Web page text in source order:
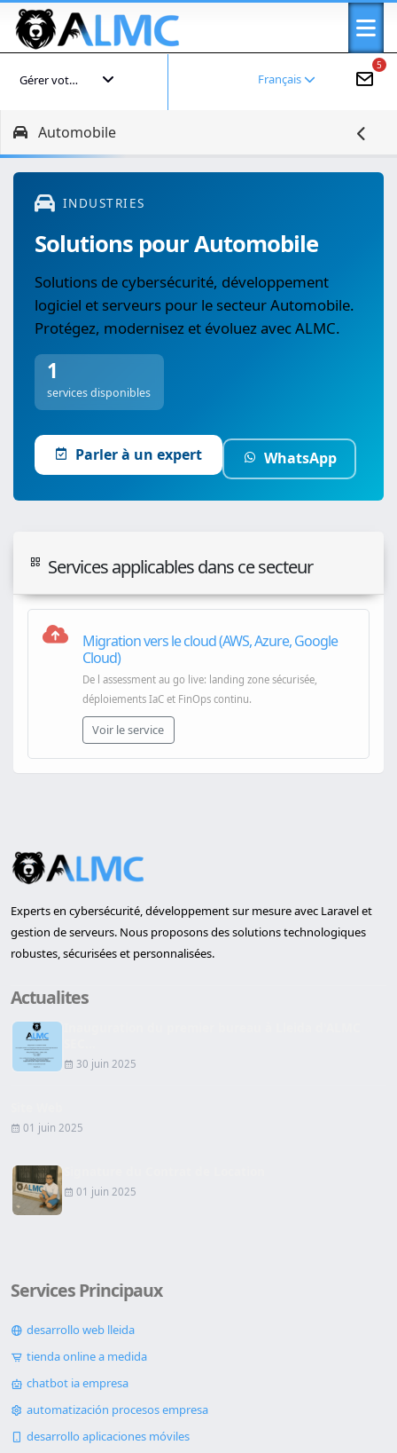
5
Français
Gérer votre compte
Automobile
INDUSTRIES
Solutions pour Automobile
Solutions de cybersécurité, développement
logiciel et serveurs pour le secteur Automobile.
Protégez, modernisez et évoluez avec ALMC.
1
services disponibles
Parler à un expert WhatsApp
Services applicables dans ce secteur
Migration vers le cloud (AWS, Azure, Google
Cloud)
De l assessment au go live: landing zone sécurisée,
déploiements IaC et FinOps continu.
Voir le service
Experts en cybersécurité, développement sur mesure avec Laravel et
gestion de serveurs. Nous proposons des solutions technologiques
robustes, sécurisées et personnalisées.
Actualites
30 juin 2025
01 juin 2025
01 juin 2025
Services Principaux
desarrollo web lleida
tienda online a medida
chatbot ia empresa
automatización procesos empresa
desarrollo aplicaciones móviles